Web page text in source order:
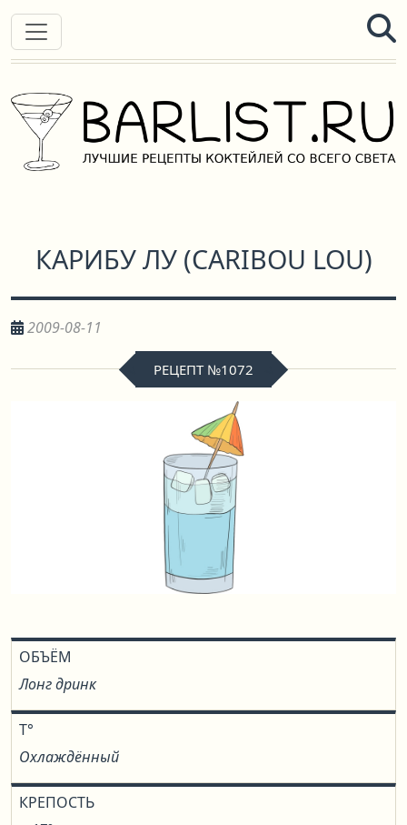
КАРИБУ ЛУ(CARIBOU LOU)
2009-08-11
РЕЦЕПТ №1072
ОБЪЁМ
Лонг дринк
T°
Охлаждённый
КРЕПОСТЬ